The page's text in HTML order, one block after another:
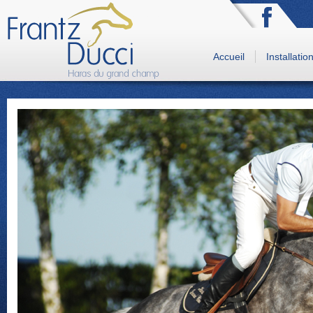
Accueil